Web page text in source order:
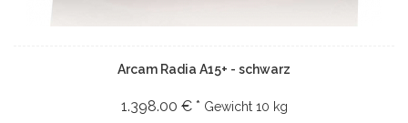
Arcam Radia A15+ - schwarz
1.398.00 € * Gewicht 10 kg